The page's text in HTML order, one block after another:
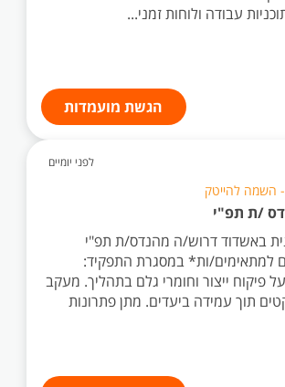
עבודה ולוחות זמני...
הגשת מועמדות
לפני יומיים
/ת תפ"י
באשדוד דרוש/ה מהנדס/ת תפ"י
למתאימים/ות* במסגרת התפקיד:
פיקוח ייצור וחומרי גלם בתהליך. מעקב
תוך עמידה ביעדים. מתן פתרונות